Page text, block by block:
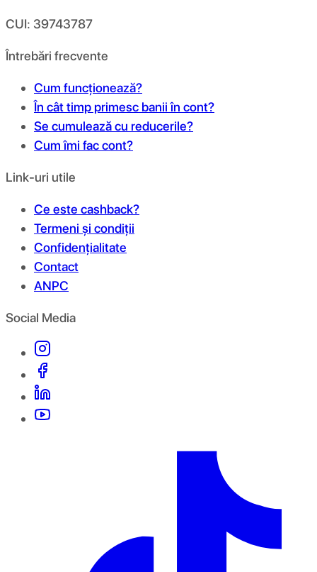
CUI: 39743787
Întrebări frecvente
Cum funcționează?
În cât timp primesc banii în cont?
Se cumulează cu reducerile?
Cum îmi fac cont?
Link-uri utile
Ce este cashback?
Termeni și condiții
Confidențialitate
Contact
ANPC
Social Media